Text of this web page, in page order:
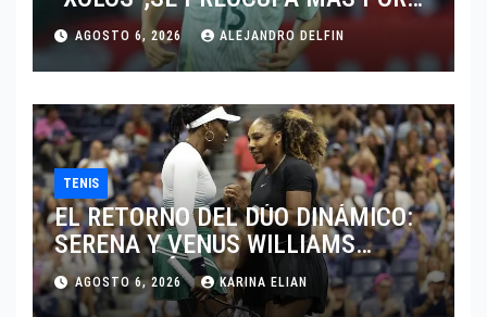
JUGAR EN SU EQUIPO.
AGOSTO 6, 2026 ALEJANDRO DELFIN
TENIS
EL RETORNO DEL DÚO DINÁMICO:
SERENA Y VENUS WILLIAMS
DISPUTARÁN LOS DOBLES EN
CINCINNATI 2026
AGOSTO 6, 2026 KARINA ELIAN